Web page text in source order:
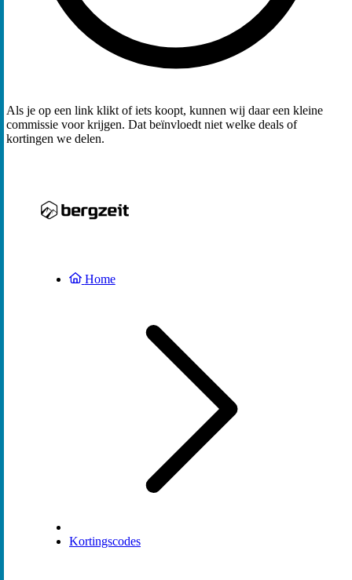
Als je op een link klikt of iets koopt, kunnen wij daar een kleine
commissie voor krijgen. Dat beïnvloedt niet welke deals of
kortingen we delen.
Home
Kortingscodes